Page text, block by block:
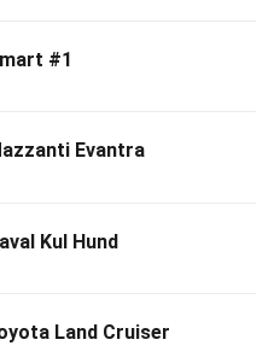
#1
Evantra
Kul Hund
Land Cruiser